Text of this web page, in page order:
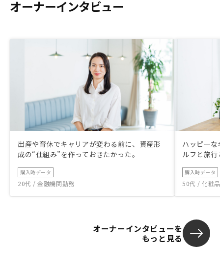
オーナーインタビュー
出産や育休でキャリアが変わる前に、資産形
成の“仕組み”を作っておきたかった。
購入時データ
20代 / 金融機関勤務
ハッピー
ルフと旅
購入時データ
50代 / 化粧
オーナーインタビューを
もっと見る